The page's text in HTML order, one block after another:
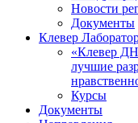
Новости
Документы
Клевер
«Клевер
лучшие
Курсы
Документы